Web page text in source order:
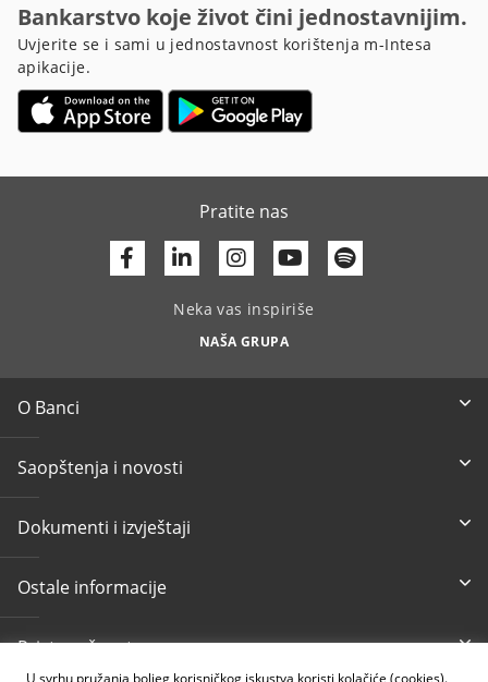
U svrhu pružanja boljeg korisničkog iskustva koristi kolačiće (cookies).
Bankarstvo koje život čini jednostavnijim.
Uvjerite se i sami u jednostavnost korištenja m-Intesa
apikacije.
Pratite nas
Facebook
Linkedin Youtube
Neka vas inspiriše
NAŠA GRUPA
O Banci
Saopštenja i novosti
Dokumenti i izvještaji
Ostale informacije
Pristupačnost